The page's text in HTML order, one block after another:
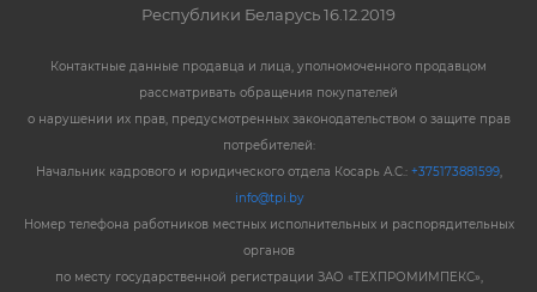
Республики Беларусь 16.12.2019
Контактные данные продавца и лица, уполномоченного продавцом
рассматривать обращения покупателей
о нарушении их прав, предусмотренных законодательством о защите прав
потребителей:
Начальник кадрового и юридического отдела Косарь А.С.: +375173881599,
info@tpi.by
Номер телефона работников местных исполнительных и распорядительных
органов
по месту государственной регистрации ЗАО «ТЕХПРОМИМПЕКС»,